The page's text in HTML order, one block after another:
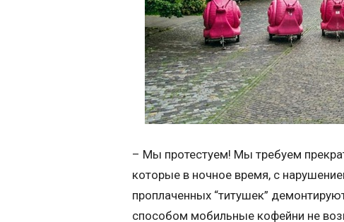
– Мы протестуем! Мы требуем
которые в ночное время, с
проплаченных “титушек”
способом мобильные кофейни не